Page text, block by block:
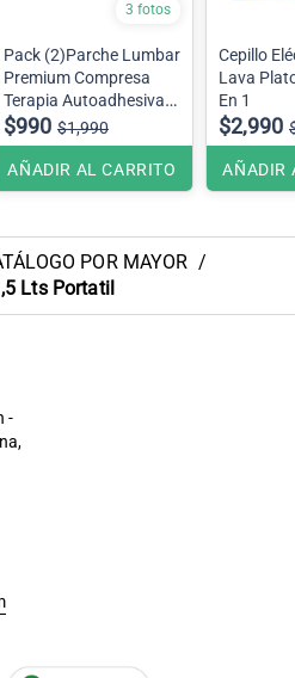
3 fotos
Pack (2)Parche Lumbar
Premium Compresa
Terapia Autoadhesivas
Alivio Del Dolor
$990 $1,990
AÑADIR AL CARRITO
Cepillo
Lava
En 1
$2,990
AÑADIR
POR MAYOR /
Lts Portatil
-